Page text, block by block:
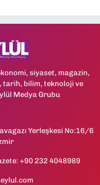
siyaset, magazin,
tarih, bilim, teknoloji ve
Medya Grubu
Yerleşkesi No:16/6
+90 232 4048989